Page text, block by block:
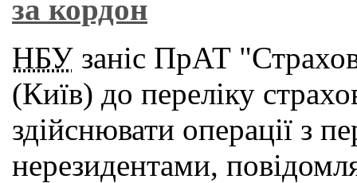
за кордон
НБУ заніс ПрАТ
(Київ) до переліку
здійснювати операції з
нерезидентами,